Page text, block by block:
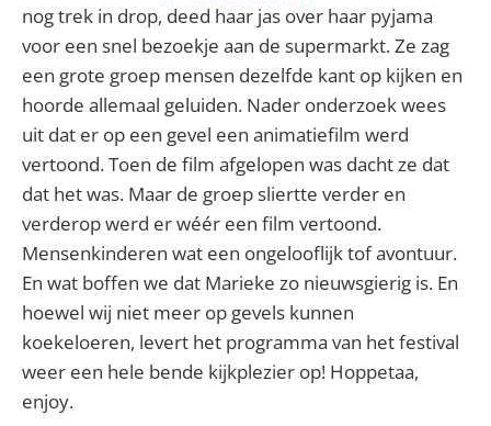
nog trek in drop, deed haar jas over haar pyjama
voor een snel bezoekje aan de supermarkt. Ze zag
een grote groep mensen dezelfde kant op kijken en
hoorde allemaal geluiden. Nader onderzoek wees
uit dat er op een gevel een animatiefilm werd
vertoond. Toen de film afgelopen was dacht ze dat
dat het was. Maar de groep sliertte verder en
verderop werd er wéér een film vertoond.
Mensenkinderen wat een ongelooflijk tof avontuur.
En wat boffen we dat Marieke zo nieuwsgierig is. En
hoewel wij niet meer op gevels kunnen
koekeloeren, levert het programma van het festival
weer een hele bende kijkplezier op! Hoppetaa,
enjoy.